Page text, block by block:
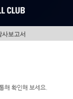
사보고서
해 확인해 보세요.